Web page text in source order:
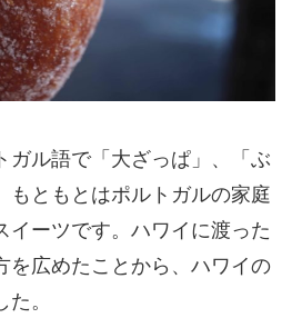
ガル語で「大ざっぱ」、「ぶ
もともとはポルトガルの家庭
ーツです。 ハワイに渡った
を広めたことから、ハワイの
。